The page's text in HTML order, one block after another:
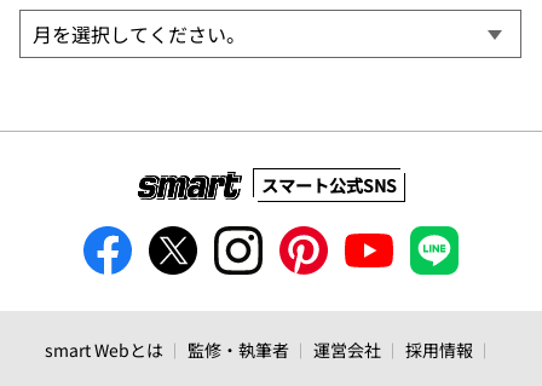
スマート公式SNS
smart Webとは 監修・執筆者 運営会社
採用情報